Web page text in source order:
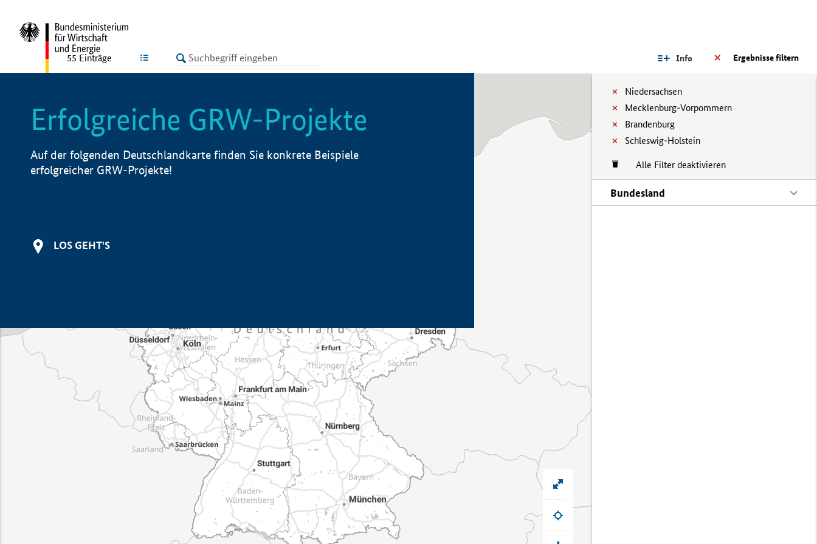
LISTE Ergebnisse filtern
Info
Niedersachsen
Mecklenburg-Vorpommern
Brandenburg
Schleswig-Holstein
Alle Filter deaktivieren
Bundesland
55 Einträge
Erfolgreiche GRW-Projekte
Auf der folgenden Deutschlandkarte finden Sie konkrete Beispiele
erfolgreicher GRW-Projekte!
LOS GEHT'S